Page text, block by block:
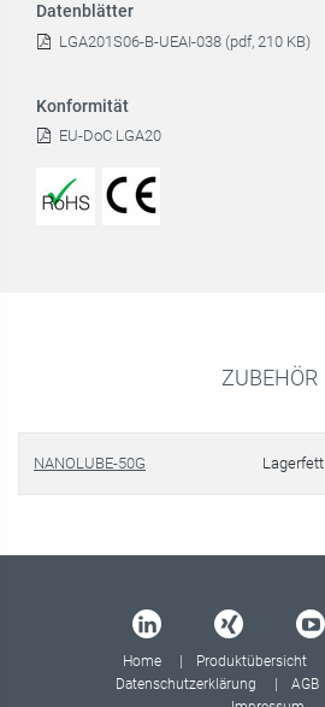
Datenblätter
LGA201S06-B-UEAI-038 (pdf, 210 KB)
Konformität
EU-DoC LGA20
ZUBEHÖR
NANOLUBE-50G Lagerfett
Home Produktübersicht
Datenschutzerklärung
AGB